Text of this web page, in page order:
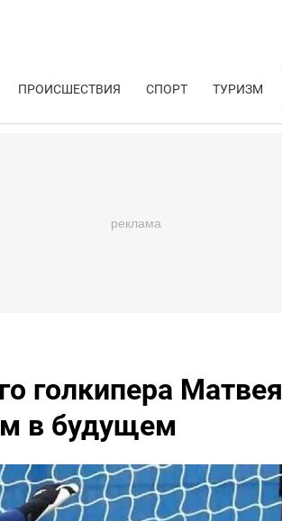
ПРОИСШЕСТВИЯ СПОРТ ТУРИЗМ
голкипера Матвея
в будущем